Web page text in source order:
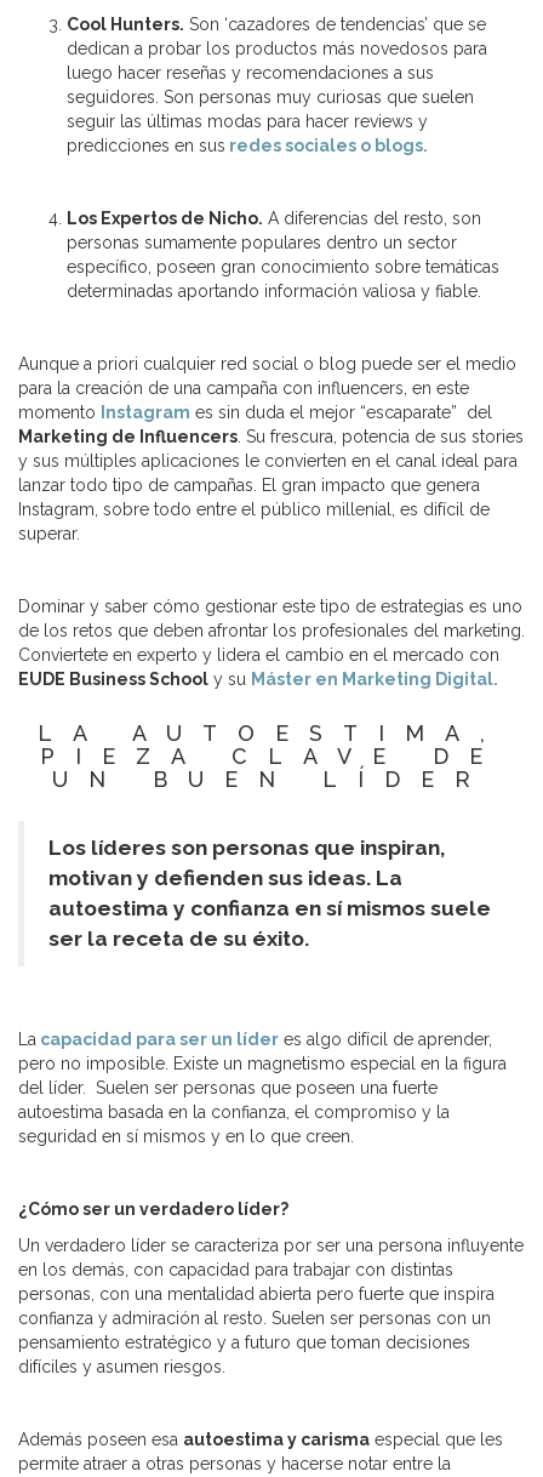
Cool Hunters. Son ‘cazadores de tendencias’ que se
dedican a probar los productos más novedosos para
luego hacer reseñas y recomendaciones a sus
seguidores. Son personas muy curiosas que suelen
seguir las últimas modas para hacer reviews y
predicciones en sus redes sociales o blogs.
Los Expertos de Nicho. A diferencias del resto, son
personas sumamente populares dentro un sector
específico, poseen gran conocimiento sobre temáticas
determinadas aportando información valiosa y fiable.
Aunque a priori cualquier red social o blog puede ser el medio
para la creación de una campaña con influencers, en este
momento
Instagram es sin duda el mejor “escaparate” del
Marketing de Influencers . Su frescura, potencia de sus stories
y sus múltiples aplicaciones le convierten en el canal ideal para
lanzar todo tipo de campañas. El gran impacto que genera
Instagram, sobre todo entre el público millenial, es difícil de
superar.
Dominar y saber cómo gestionar este tipo de estrategias es uno
de los retos que deben afrontar los profesionales del marketing.
Conviertete en experto y lidera el cambio en el mercado con
EUDE Business School y su Máster en Marketing Digital.
LA AUTOESTIMA,
PIEZA CLAVE DE
UN BUEN LÍDER
Los líderes son personas que inspiran,
motivan y defienden sus ideas. La
autoestima y confianza en sí mismos suele
ser la receta de su éxito.
La capacidad para ser un líder es algo difícil de aprender,
pero no imposible. Existe un magnetismo especial en la figura
del líder. Suelen ser personas que poseen una fuerte
autoestima basada en la confianza, el compromiso y la
seguridad en sí mismos y en lo que creen.
¿Cómo ser un verdadero líder?
Un verdadero líder se caracteriza por ser una persona influyente
en los demás, con capacidad para trabajar con distintas
personas, con una mentalidad abierta pero fuerte que inspira
confianza y admiración al resto. Suelen ser personas con un
pensamiento estratégico y a futuro que toman decisiones
difíciles y asumen riesgos.
Además poseen esa autoestima y carisma especial que les
permite atraer a otras personas y hacerse notar entre la